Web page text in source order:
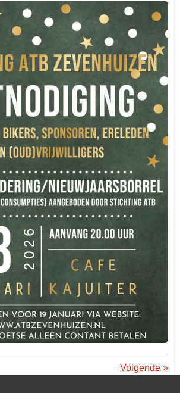
Volgende »